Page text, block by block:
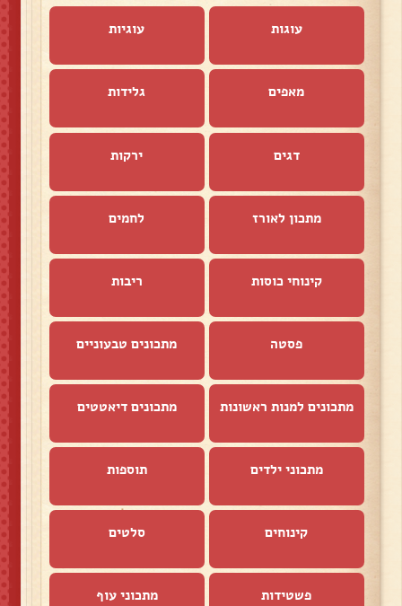
עוגות עוגיות
מאפים גלידות
דגים ירקות
מתכון לאורז לחמים
קינוחי כוסות ריבות
פסטה מתכונים טבעוניים
מתכונים למנות ראשונות מתכונים דיאטטים
מתכוני ילדים תוספות
קינוחים סלטים
פשטידות מתכוני עוף